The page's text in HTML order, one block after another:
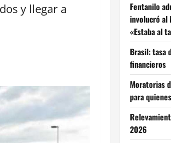
y llegar a
Fentanilo
involucró al
«Estaba al
Brasil: tasa
financieros
Moratorias
para
2026